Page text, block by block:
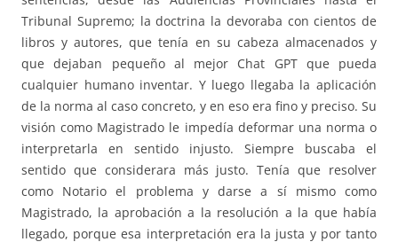
Tribunal Supremo; la doctrina la devoraba con cientos de
libros y autores, que tenía en su cabeza almacenados y
que dejaban pequeño al mejor Chat GPT que pueda
cualquier humano inventar. Y luego llegaba la aplicación
de la norma al caso concreto, y en eso era fino y preciso. Su
visión como Magistrado le impedía deformar una norma o
interpretarla en sentido injusto. Siempre buscaba el
sentido que considerara más justo. Tenía que resolver
como Notario el problema y darse a sí mismo como
Magistrado, la aprobación a la resolución a la que había
llegado, porque esa interpretación era la justa y por tanto